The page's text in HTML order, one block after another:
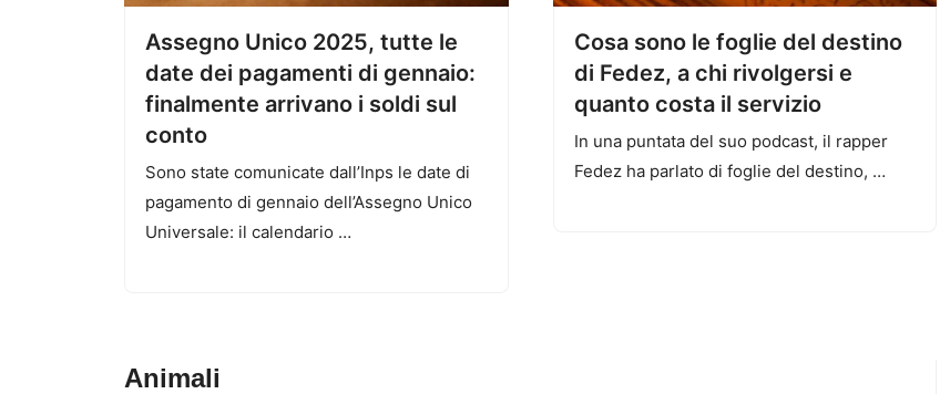
Assegno Unico 2025, tutte le
date dei pagamenti di gennaio:
finalmente arrivano i soldi sul
conto
Sono state comunicate dall’Inps le date di
pagamento di gennaio dell’Assegno Unico
Universale: il calendario …
Cosa sono le foglie del destino
di Fedez, a chi rivolgersi e
quanto costa il servizio
In una puntata del suo podcast, il rapper
Fedez ha parlato di foglie del destino, …
Animali